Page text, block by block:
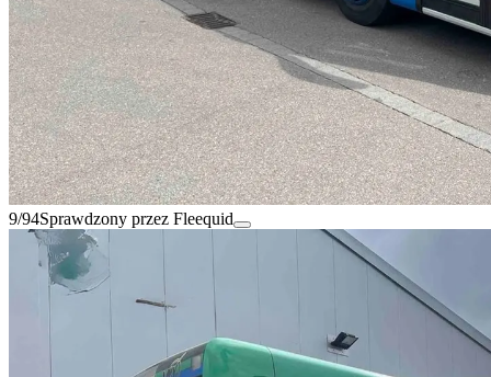
9/94Sprawdzony przez Fleequid